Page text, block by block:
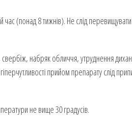
час (понад 8 тижнів). Не слід
свербіж, набряк обличчя, утруднення
прийом препарату слід
не вище 30 градусів.